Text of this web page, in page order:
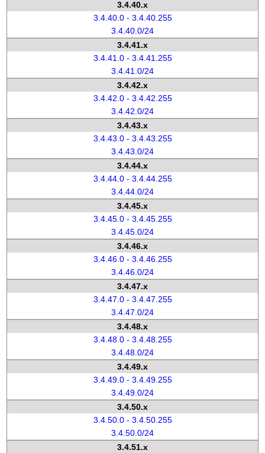
3.4.40.x
3.4.40.0 - 3.4.40.255
3.4.40.0/24
3.4.41.x
3.4.41.0 - 3.4.41.255
3.4.41.0/24
3.4.42.x
3.4.42.0 - 3.4.42.255
3.4.42.0/24
3.4.43.x
3.4.43.0 - 3.4.43.255
3.4.43.0/24
3.4.44.x
3.4.44.0 - 3.4.44.255
3.4.44.0/24
3.4.45.x
3.4.45.0 - 3.4.45.255
3.4.45.0/24
3.4.46.x
3.4.46.0 - 3.4.46.255
3.4.46.0/24
3.4.47.x
3.4.47.0 - 3.4.47.255
3.4.47.0/24
3.4.48.x
3.4.48.0 - 3.4.48.255
3.4.48.0/24
3.4.49.x
3.4.49.0 - 3.4.49.255
3.4.49.0/24
3.4.50.x
3.4.50.0 - 3.4.50.255
3.4.50.0/24
3.4.51.x